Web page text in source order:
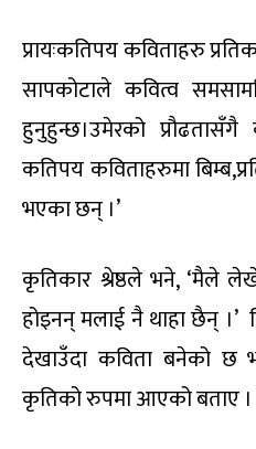
प्रायःकतिपय कविताहरु
सापकोटाले कवित्व
हुनुहुन्छ।उमेरको
कतिपय कविताहरुमा
भएका छन् ।’
कृतिकार श्रेष्ठले भने, ‘मैले
होइनन् मलाई नै थाहा छैन् ।’
देखाउँदा कविता बनेको छ
कृतिको रुपमा आएको बताए ।